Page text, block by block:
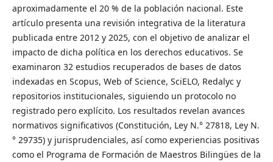
aproximadamente el 20 % de la población nacional. Este
artículo presenta una revisión integrativa de la literatura
publicada entre 2012 y 2025, con el objetivo de analizar el
impacto de dicha política en los derechos educativos. Se
examinaron 32 estudios recuperados de bases de datos
indexadas en Scopus, Web of Science, SciELO, Redalyc y
repositorios institucionales, siguiendo un protocolo no
registrado pero explícito. Los resultados revelan avances
normativos significativos (Constitución, Ley N.° 27818, Ley N.
° 29735) y jurisprudenciales, así como experiencias positivas
como el Programa de Formación de Maestros Bilingües de la